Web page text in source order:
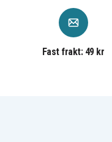
Fast frakt: 49 kr